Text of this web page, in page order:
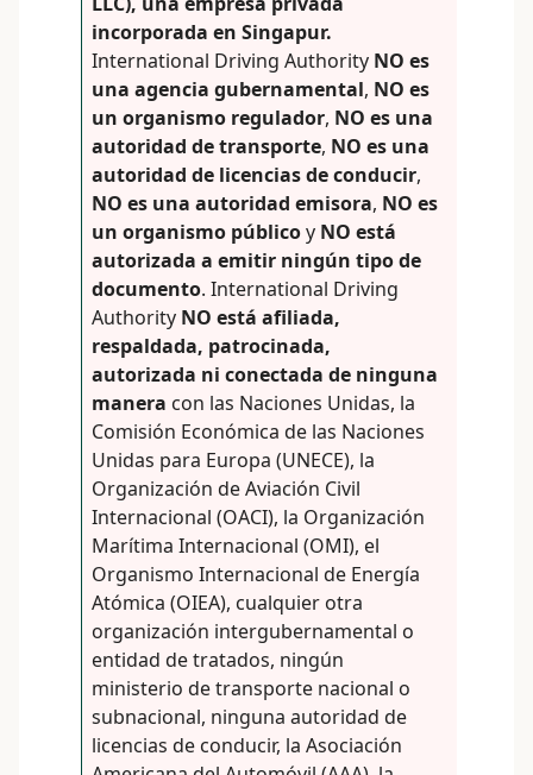
incorporada en Singapur.
International Driving Authority NO es
una agencia gubernamental, NO es
un organismo regulador, NO es una
autoridad de transporte, NO es una
autoridad de licencias de conducir,
NO es una autoridad emisora, NO es
un organismo públicoy NO está
autorizada a emitir ningún tipo de
documento. International Driving
Authority NO está afiliada,
respaldada, patrocinada,
autorizada ni conectada de ninguna
manera con las Naciones Unidas, la
Comisión Económica de las Naciones
Unidas para Europa (UNECE), la
Organización de Aviación Civil
Internacional (OACI), la Organización
Marítima Internacional (OMI), el
Organismo Internacional de Energía
Atómica (OIEA), cualquier otra
organización intergubernamental o
entidad de tratados, ningún
ministerio de transporte nacional o
subnacional, ninguna autoridad de
licencias de conducir, la Asociación